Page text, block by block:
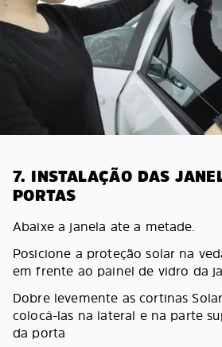
7. INSTALAÇÃO DAS
PORTAS
Abaixe a janela ate a metade.
Posicione a proteção solar na
em frente ao painel de vidro da
Dobre levemente as cortinas
colocá-las na lateral e na parte
da porta